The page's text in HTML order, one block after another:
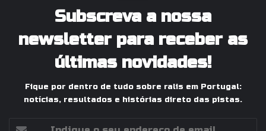
Subscreva a nossa
newsletter para receber as
últimas novidades!
Fique por dentro de tudo sobre ralis em Portugal:
notícias, resultados e histórias direto das pistas.